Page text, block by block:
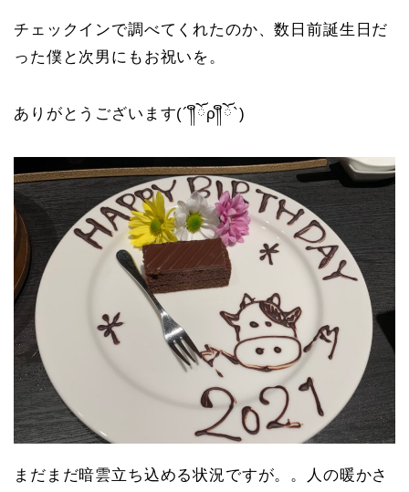
チェックインで調べてくれたのか、数日前誕生日だ
った僕と次男にもお祝いを。
ありがとうございます(´༎ຶོρ༎ຶོ`)
まだまだ暗雲立ち込める状況ですが。。人の暖かさ